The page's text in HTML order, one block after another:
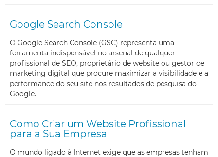
Google Search Console
O Google Search Console (GSC) representa uma
ferramenta indispensável no arsenal de qualquer
profissional de SEO, proprietário de website ou gestor de
marketing digital que procure maximizar a visibilidade e a
performance do seu site nos resultados de pesquisa do
Google.
Como Criar um Website Profissional
para a Sua Empresa
O mundo ligado à Internet exige que as empresas tenham